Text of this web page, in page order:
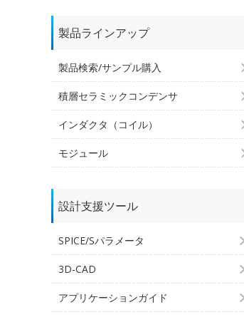
製品ラインアップ
製品検索/サンプル購入
積層セラミックコンデンサ
インダクタ（コイル）
モジュール
設計支援ツール
SPICE/Sパラメータ
3D-CAD
アプリケーションガイド